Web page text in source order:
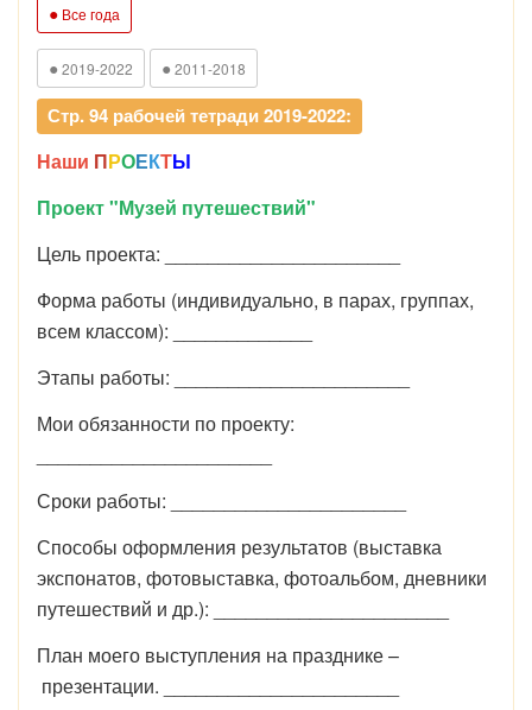
● Все года
● 2019-2022 ● 2011-2018
Стр. 94 рабочей тетради 2019-2022:
Наши ПРОЕКТЫ
Проект "Музей путешествий"
Цель проекта: ______________________
Форма работы (индивидуально, в парах, группах,
всем классом): _____________
Этапы работы: ______________________
Мои обязанности по проекту:
Сроки работы: ______________________
Способы оформления результатов (выставка
экспонатов, фотовыставка, фотоальбом, дневники
путешествий и др.): ______________________
План моего выступления на празднике –
презентации. ______________________